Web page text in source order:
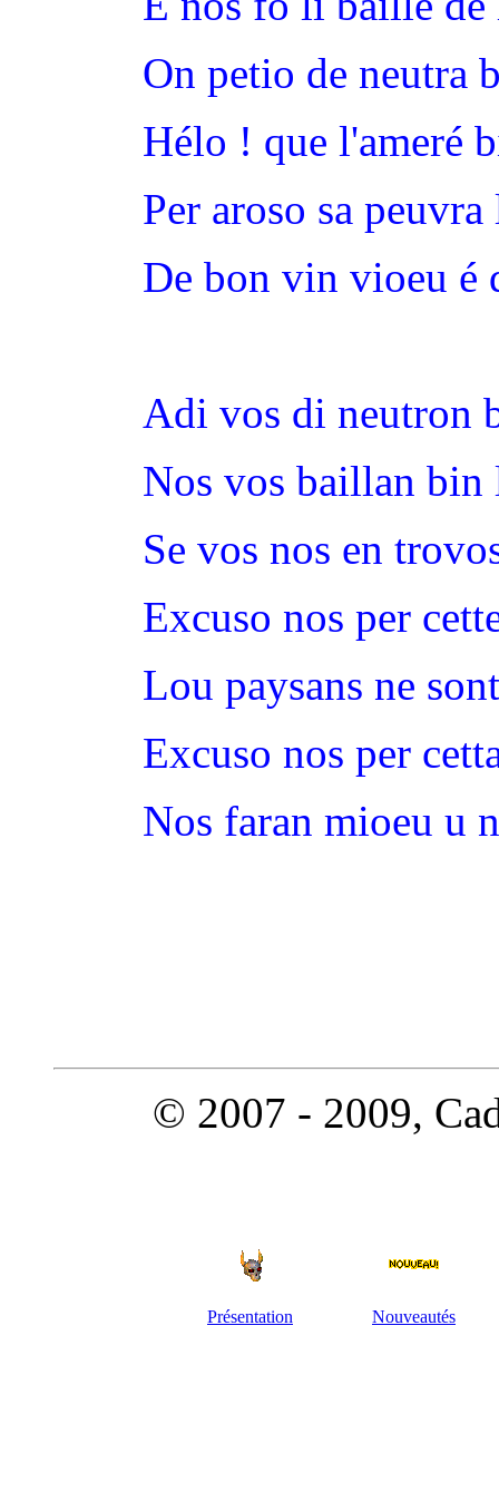
On petio de neutra
Hélo ! que l'ameré
Per aroso sa peuvra
De bon vin vioeu é
Adi vos di neutron
Nos vos baillan bin
Se vos nos en
Excuso nos per
Lou paysans ne
Excuso nos per
Nos faran mioeu u
© 2007 - 2009,
Présentation Nouveautés